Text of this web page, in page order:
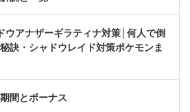
ウアナザーギラティナ対策│何人で倒
訣・シャドウレイド対策ポケモンま
間とボーナス